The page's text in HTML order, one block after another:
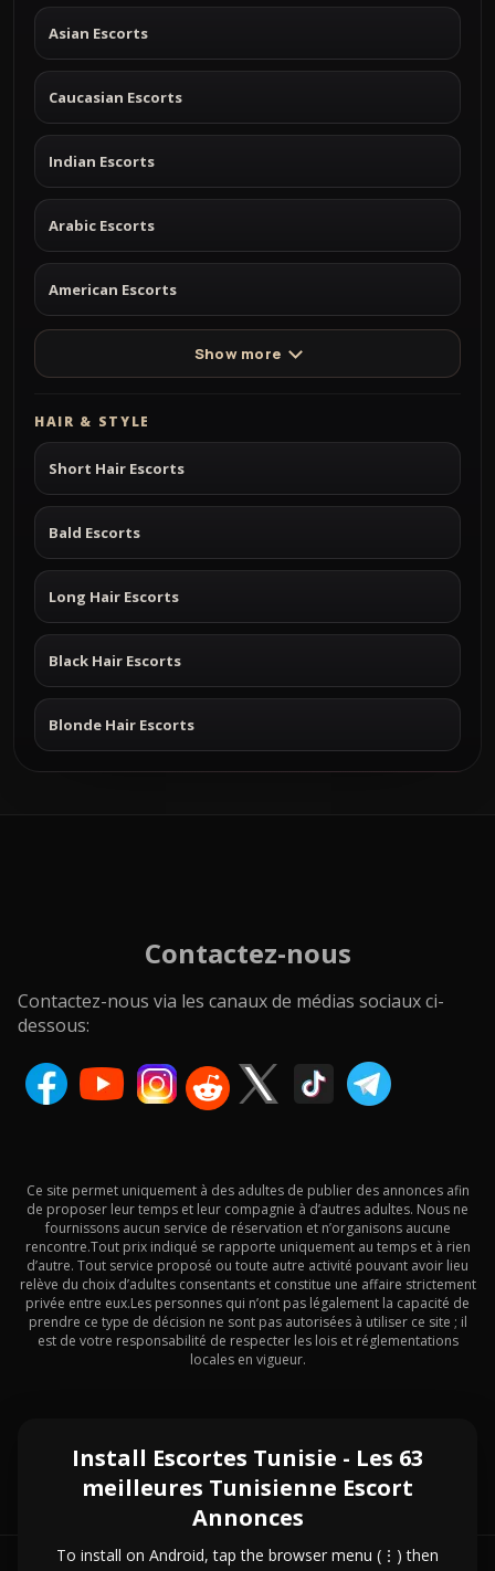
Asian Escorts
Caucasian Escorts
Indian Escorts
Arabic Escorts
American Escorts
Show more
HAIR & STYLE
Short Hair Escorts
Bald Escorts
Long Hair Escorts
Black Hair Escorts
Blonde Hair Escorts
Contactez-nous
Contactez-nous via les canaux de médias sociaux ci-
dessous:
Ce site permet uniquement à des adultes de publier des annonces afin
de proposer leur temps et leur compagnie à d’autres adultes. Nous ne
fournissons aucun service de réservation et n’organisons aucune
rencontre.Tout prix indiqué se rapporte uniquement au temps et à rien
d’autre. Tout service proposé ou toute autre activité pouvant avoir lieu
relève du choix d’adultes consentants et constitue une affaire strictement
privée entre eux.Les personnes qui n’ont pas légalement la capacité de
prendre ce type de décision ne sont pas autorisées à utiliser ce site ; il
est de votre responsabilité de respecter les lois et réglementations
locales en vigueur.
Install Escortes Tunisie - Les 63
meilleures Tunisienne Escort
Annonces
To install on Android, tap the browser menu (⋮) then